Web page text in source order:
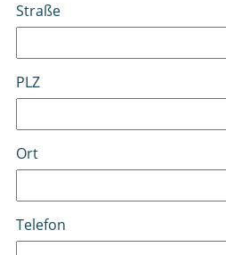
Straße
PLZ
Ort
Telefon